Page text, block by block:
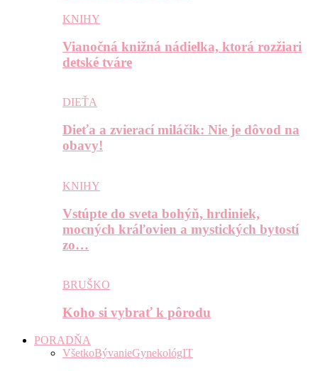
KNIHY
Vianočná knižná nádielka, ktorá rozžiari
detské tváre
DIEŤA
Dieťa a zvierací miláčik: Nie je dôvod na
obavy!
KNIHY
Vstúpte do sveta bohýň, hrdiniek,
mocných kráľovien a mystických bytostí
zo…
BRUŠKO
Koho si vybrať k pôrodu
PORADŇA
VšetkoBývanieGynekológIT